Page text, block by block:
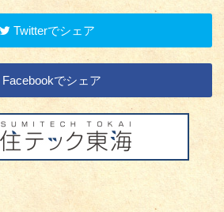
Twitterでシェア
Facebookでシェア